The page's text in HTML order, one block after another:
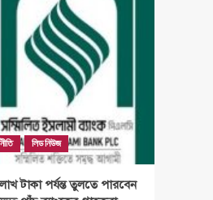
লিড নিউজ
টাকা পর্যন্ত তুলতে পারবেন